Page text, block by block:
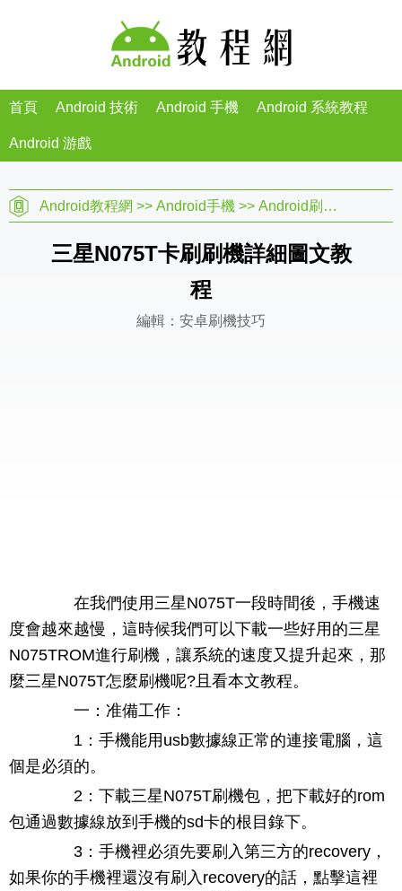
首頁 Android 技術 Android 手機 Android 系統教程
Android 游戲
Android教程網 >> Android手機 >> Android刷機教程
三星N075T卡刷刷機詳細圖文教
程
編輯：安卓刷機技巧
在我們使用三星N075T一段時間後，手機速
度會越來越慢，這時候我們可以下載一些好用的三星
N075TROM進行刷機，讓系統的速度又提升起來，那
麼三星N075T怎麼刷機呢?且看本文教程。
一：准備工作：
1：手機能用usb數據線正常的連接電腦，這
個是必須的。
2：下載三星N075T刷機包，把下載好的rom
包通過數據線放到手機的sd卡的根目錄下。
3：手機裡必須先要刷入第三方的recovery，
如果你的手機裡還沒有刷入recovery的話，點擊這裡